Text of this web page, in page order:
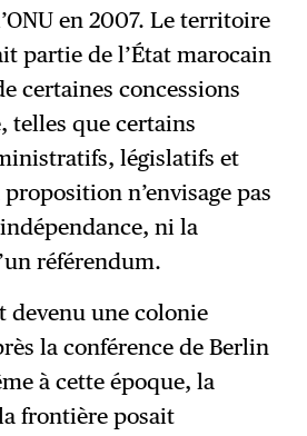
en 2007. Le territoire
partie de l’État marocain
certaines concessions
telles que certains
législatifs et
n’envisage pas
ni la
référendum.
devenu une colonie
la conférence de Berlin
à cette époque, la
frontière posait